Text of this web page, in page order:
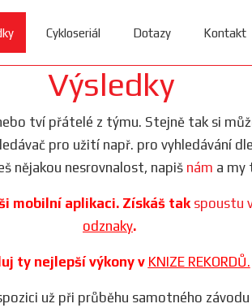
Cykloseriál Dotazy Kontakt
Výsledky
tví přátelé z týmu. Stejně tak si
pro užití např. pro vyhledávání
nějakou nesrovnalost, napiš nám a my
mobilní aplikaci. Získáš tak spoustu
odznaky.
ty nejlepší výkony v KNIZE REKORDŮ.
už při průběhu samotného